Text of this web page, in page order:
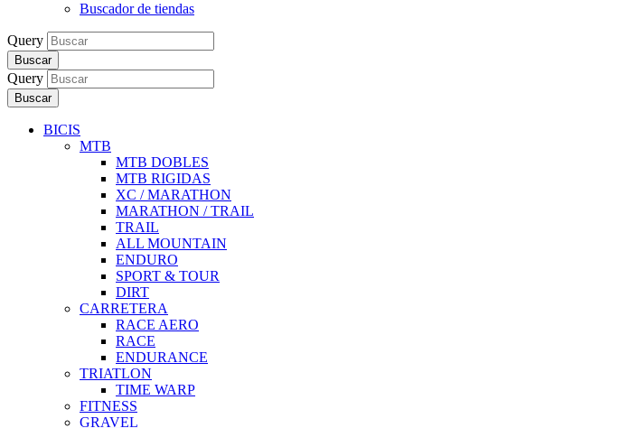
Buscador de tiendas
Query
Buscar
Query
Buscar
BICIS
MTB
MTB DOBLES
MTB RIGIDAS
XC / MARATHON
MARATHON / TRAIL
TRAIL
ALL MOUNTAIN
ENDURO
SPORT & TOUR
DIRT
CARRETERA
RACE AERO
RACE
ENDURANCE
TRIATLON
TIME WARP
FITNESS
GRAVEL